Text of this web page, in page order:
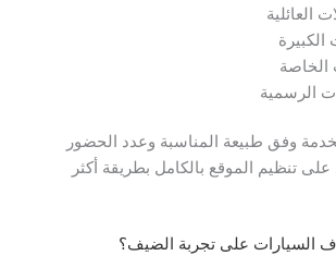
العائلية
الكبيرة
الخاصة
الرسمية
وفق طبيعة المناسبة وعدد الحضور
على تنظيم الموقع بالكامل بطريقة أكثر
السيارات على تجربة الضيف؟